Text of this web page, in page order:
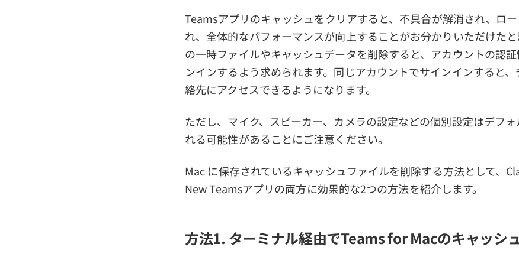
Teamsアプリのキャッシュをクリアすると、不具合が解消され、ロ
れ、全体的なパフォーマンスが向上することがお分かりいただけた
の一時ファイルやキャッシュデータを削除すると、アカウントの認
ンインするよう求められます。同じアカウントでサインインすると
絡先にアクセスできるようになります。
ただし、マイク、スピーカー、カメラの設定などの個別設定はデフ
れる可能性があることにご注意ください。
Mac に保存されているキャッシュファイルを削除する方法として、
New Teamsアプリの両方に効果的な2つの方法を紹介します。
方法1. ターミナル経由でTeams for Macのキャッシ